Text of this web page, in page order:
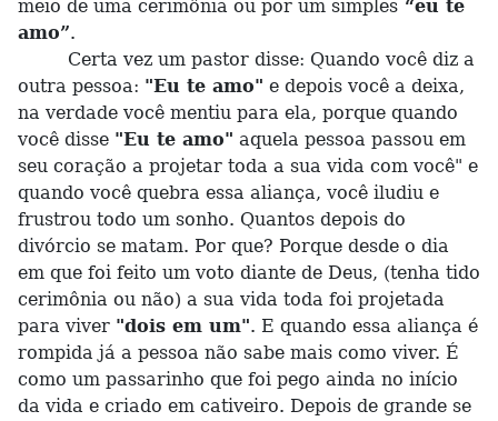
meio de uma cerimônia ou por um simples “eu te
amo”.
Certa vez um pastor disse: Quando você diz a
outra pessoa: "Eu te amo" e depois você a deixa,
na verdade você mentiu para ela, porque quando
você disse "Eu te amo" aquela pessoa passou em
seu coração a projetar toda a sua vida com você" e
quando você quebra essa aliança, você iludiu e
frustrou todo um sonho. Quantos depois do
divórcio se matam. Por que? Porque desde o dia
em que foi feito um voto diante de Deus, (tenha tido
cerimônia ou não) a sua vida toda foi projetada
para viver "dois em um". E quando essa aliança é
rompida já a pessoa não sabe mais como viver. É
como um passarinho que foi pego ainda no início
da vida e criado em cativeiro. Depois de grande se